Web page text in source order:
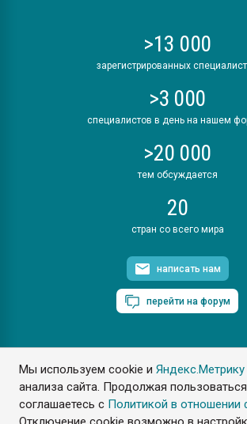
Мы используем cookie иЯндекс.Метрику
анализа сайта. Продолжая
соглашаетесь с Политикой в отношении
>13 000
зарегистрированных
>3 000
специалистов в день на нашем
>20 000
тем обсуждается
20
стран со всего мира
написать нам
перейти на форум
ПластЭксперт © 2006. Все права
Разрешается копирование материалов сайта
ссылкой на www.e-plastic.ru
Разработка сайта